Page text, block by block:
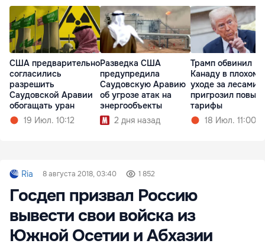
США предварительно
согласились
разрешить
Саудовской Аравии
обогащать уран
19 Июл. 10:12
Разведка США
предупредила
Саудовскую Аравию
об угрозе атак на
энергообъекты
2 дня назад
Трамп обвинил
Канаду в плохом
уходе за лесами и
пригрозил
тарифы
18 Июл. 11:00
Ria 8 августа 2018, 03:40 1 852
Госдеп призвал Россию
вывести свои войска из
Южной Осетии и Абхазии